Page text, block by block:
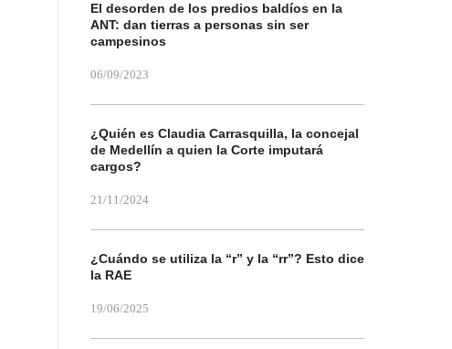
El desorden de los predios baldíos en la
ANT: dan tierras a personas sin ser
campesinos
06/09/2023
¿Quién es Claudia Carrasquilla, la concejal
de Medellín a quien la Corte imputará
cargos?
21/11/2024
¿Cuándo se utiliza la “r” y la “rr”? Esto dice
la RAE
19/06/2025